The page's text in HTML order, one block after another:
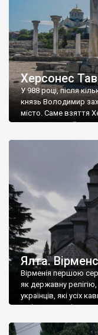
Херсонес
У 988 році, після
князь Володимир
місто. Саме взяття
диктувати свої
Херсонесі
А потім було
Ялта.
Вірменія першою
як державну
українців, які усіх
є відданими